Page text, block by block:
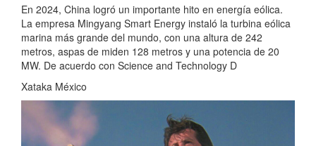
En 2024, China logró un importante hito en energía eólica.
La empresa Mingyang Smart Energy instaló la turbina eólica
marina más grande del mundo, con una altura de 242
metros, aspas de miden 128 metros y una potencia de 20
MW. De acuerdo con Science and Technology D
Xataka México